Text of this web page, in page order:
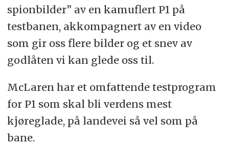
spionbilder” av en kamuflert P1 på
testbanen, akkompagnert av en video
som gir oss flere bilder og et snev av
godlåten vi kan glede oss til.
McLaren har et omfattende testprogram
for P1 som skal bli verdens mest
kjøreglade, på landevei så vel som på
bane.